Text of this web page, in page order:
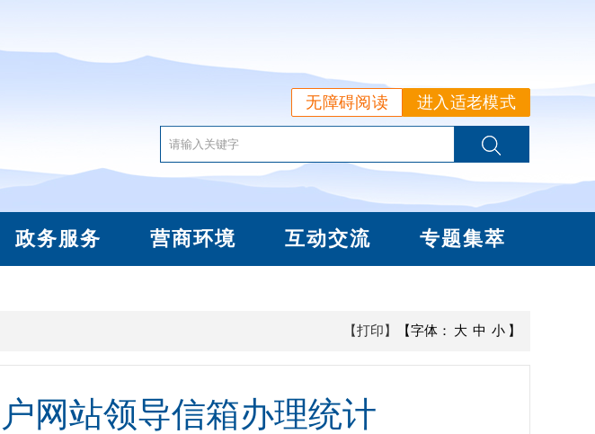
进入适老模式
无障碍阅读
政务服务 营商环境 互动交流 专题集萃
【打印】 【字体： 大 中 小 】
网站领导信箱办理统计